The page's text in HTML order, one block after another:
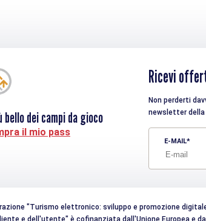
bello dei campi da gioco
il mio pass
Ricevi
Non perderti
newsletter della
E-MAIL
"Turismo elettronico: sviluppo e promozione